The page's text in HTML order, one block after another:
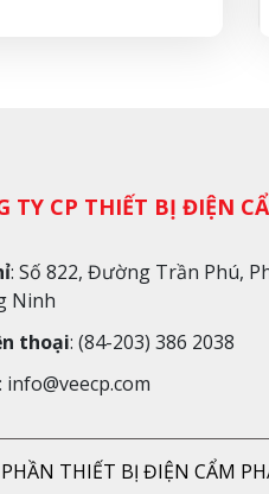
TY CP THIẾT BỊ ĐIỆN
: Số 822, Đường Trần Phú,
Ninh
thoại: (84-203) 386 2038
: info@veecp.com
THIẾT BỊ ĐIỆN CẨM